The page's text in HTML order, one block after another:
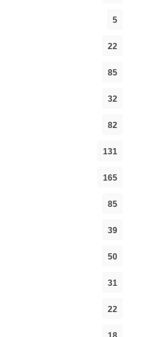
5
22
85
32
82
131
165
85
39
50
31
22